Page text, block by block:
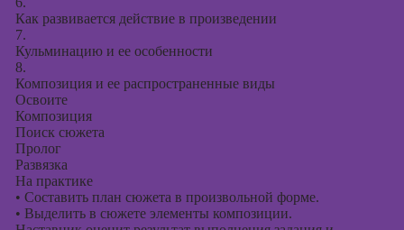
Как развивается действие в произведении
7.
Кульминацию и ее особенности
8.
Композиция и ее распространенные виды
Освоите
Композиция
Поиск сюжета
Пролог
Развязка
На практике
• Составить план сюжета в произвольной форме.
• Выделить в сюжете элементы композиции.